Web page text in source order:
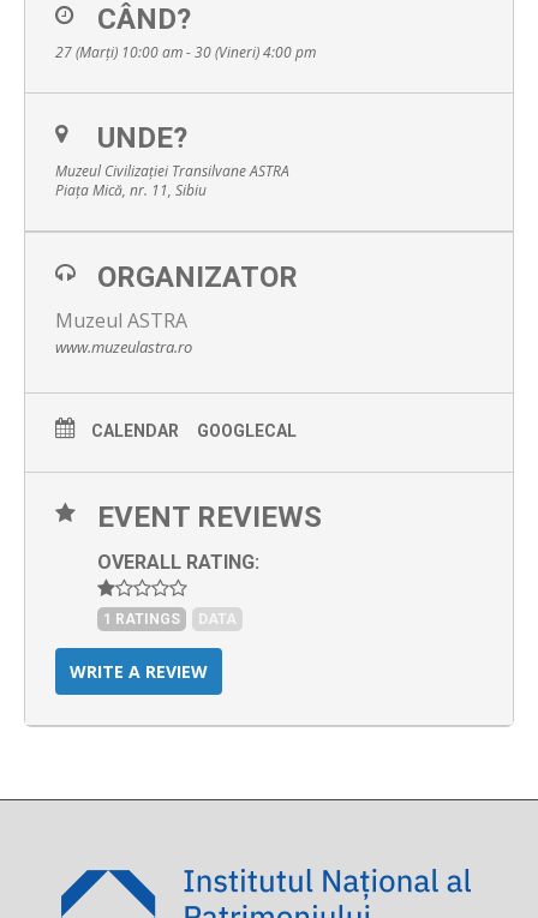
CÂND?
27 (Marți) 10:00 am - 30 (Vineri) 4:00 pm
UNDE?
Muzeul Civilizaţiei Transilvane ASTRA
Piaţa Mică, nr. 11, Sibiu
ORGANIZATOR
Muzeul ASTRA
www.muzeulastra.ro
CALENDAR GOOGLECAL
EVENT REVIEWS
OVERALL RATING:
1 RATINGS DATA
WRITE A REVIEW